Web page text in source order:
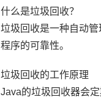
什么是垃圾回收？
垃圾回收是一种自动
程序的可靠性。
垃圾回收的工作原理
Java的垃圾回收器会